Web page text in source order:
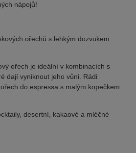
nápojů!
ořechů s lehkým dozvukem
ořech je ideální v kombinacích s
dají vyniknout jeho vůni. Rádi
do espressa s malým kopečkem
desertní, kakaové a mléčné